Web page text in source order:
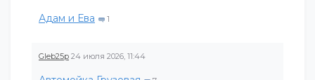
Адам и Ева 1
Gleb25p 24 июля 2026, 11:44